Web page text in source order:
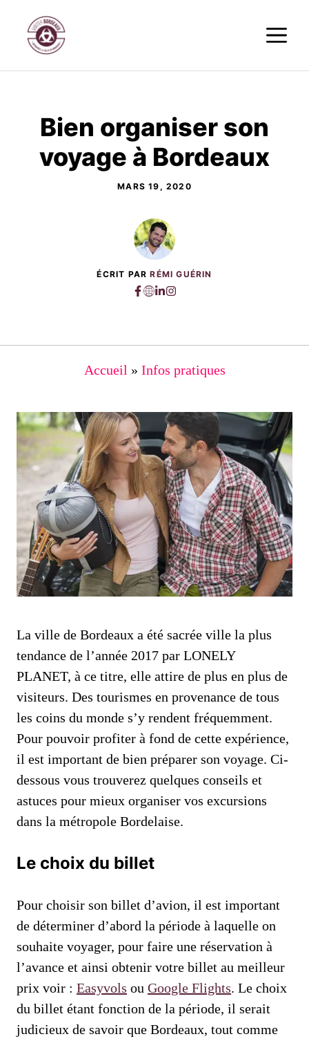
contenu
Bien organiser son
voyage à Bordeaux
MARS 19, 2020
ÉCRIT PARRÉMI GUÉRIN
Accueil » Infos pratiques
La ville de Bordeaux a été sacrée ville la plus
tendance de l’année 2017 par LONELY
PLANET, à ce titre, elle attire de plus en plus de
visiteurs. Des tourismes en provenance de tous
les coins du monde s’y rendent fréquemment.
Pour pouvoir profiter à fond de cette expérience,
il est important de bien préparer son voyage. Ci-
dessous vous trouverez quelques conseils et
astuces pour mieux organiser vos excursions
dans la métropole Bordelaise.
Le choix du billet
Pour choisir son billet d’avion, il est important
de déterminer d’abord la période à laquelle on
souhaite voyager, pour faire une réservation à
l’avance et ainsi obtenir votre billet au meilleur
prix voir : Easyvols ou Google Flights. Le choix
du billet étant fonction de la période, il serait
judicieux de savoir que Bordeaux, tout comme